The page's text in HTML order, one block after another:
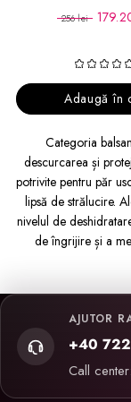
256 lei
Adaugă în
Categoria
descurcarea și
potrivite pentru păr
lipsă de strălucire.
nivelul de
de îngrijire și a
AJUTOR
+40
Call